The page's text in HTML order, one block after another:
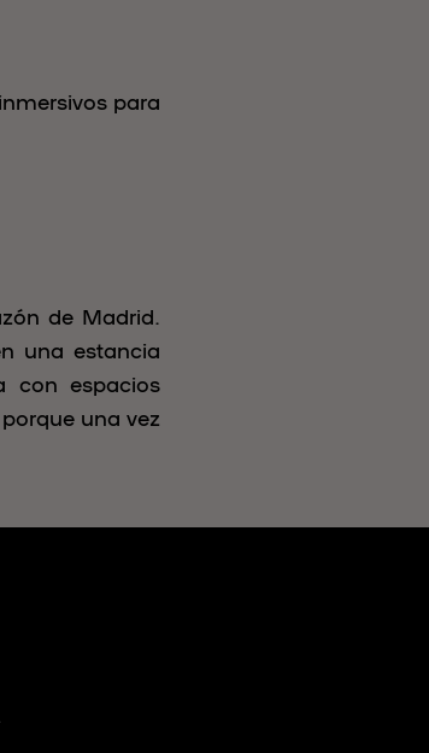
para
de Madrid.
una estancia
con espacios
una vez